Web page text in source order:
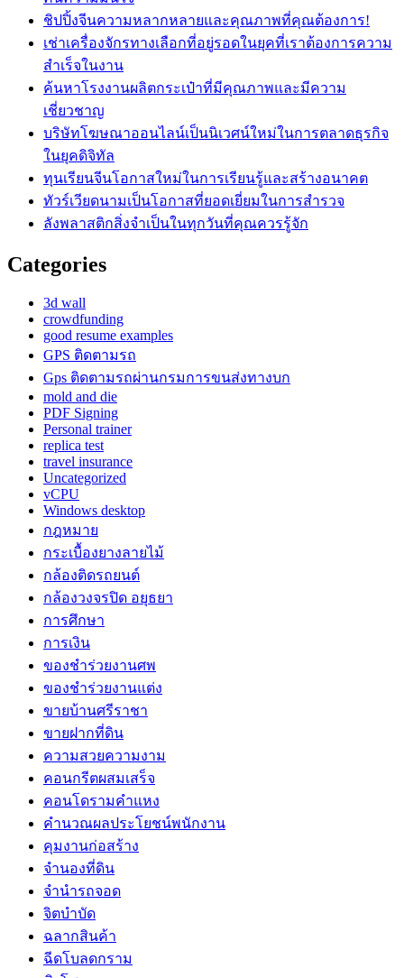
ชิปปิ้งจีนความหลากหลายและคุณภาพที่คุณต้องการ!
เช่าเครื่องจักรทางเลือกที่อยู่รอดในยุคที่เราต้องการความ
สำเร็จในงาน
ค้นหาโรงงานผลิตกระเป๋าที่มีคุณภาพและมีความ
เชี่ยวชาญ
บริษัทโฆษณาออนไลน์เป็นนิเวศน์ใหม่ในการตลาดธุรกิจ
ในยุคดิจิทัล
ทุนเรียนจีนโอกาสใหม่ในการเรียนรู้และสร้างอนาคต
ทัวร์เวียดนามเป็นโอกาสที่ยอดเยี่ยมในการสำรวจ
ลังพลาสติกสิ่งจำเป็นในทุกวันที่คุณควรรู้จัก
Categories
3d wall
crowdfunding
good resume examples
GPS ติดตามรถ
Gps ติดตามรถผ่านกรมการขนส่งทางบก
mold and die
PDF Signing
Personal trainer
replica test
travel insurance
Uncategorized
vCPU
Windows desktop
กฎหมาย
กระเบื้องยางลายไม้
กล้องติดรถยนต์
กล้องวงจรปิด อยุธยา
การศึกษา
การเงิน
ของชำร่วยงานศพ
ของชำร่วยงานแต่ง
ขายบ้านศรีราชา
ขายฝากที่ดิน
ความสวยความงาม
คอนกรีตผสมเสร็จ
คอนโดรามคำแหง
คำนวณผลประโยชน์พนักงาน
คุมงานก่อสร้าง
จำนองที่ดิน
จำนำรถจอด
จิตบำบัด
ฉลากสินค้า
ฉีดโบลดกราม